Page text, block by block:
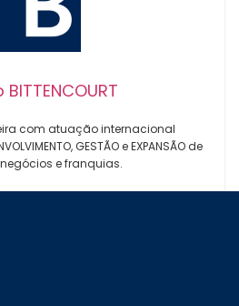
com atuação internacional
GESTÃO e EXPANSÃO de
e franquias.